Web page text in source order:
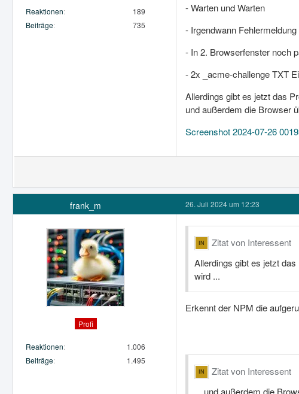
Reaktionen
189
Beiträge
735
- Warten und Warten
- Irgendwann
- In 2. Browserfenster noch
- 2x _acme-challenge TXT
Allerdings gibt es jetzt das
und außerdem die Browser
Screenshot 2024-07-26
frank_m
Profi
Reaktionen
1.006
Beiträge
1.495
26. Juli 2024 um 12:23
Zitat von Interessent
Allerdings gibt es jetzt
wird ...
Erkennt der NPM die
Zitat von Interessent
... und außerdem die